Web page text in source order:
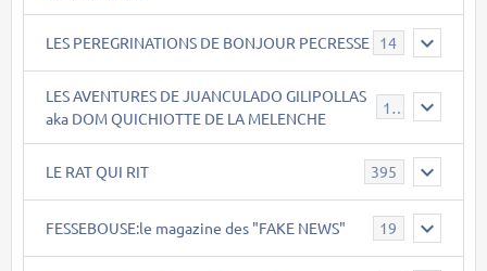
LES PEREGRINATIONS DE BONJOUR PECRESSE 14
LES AVENTURES DE JUANCULADO GILIPOLLAS
aka DOM QUICHIOTTE DE LA MELENCHE
119
LE RAT QUI RIT 395
FESSEBOUSE:le magazine des "FAKE NEWS" 19